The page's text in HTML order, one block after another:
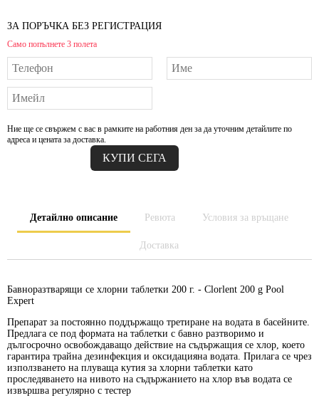
ЗА ПОРЪЧКА БЕЗ РЕГИСТРАЦИЯ
Само попълнете 3 полета
Ние ще се свържем с вас в рамките на работния ден за да уточним детайлите по
адреса и цената за доставка.
Детайлно описание Ревюта Условия за връщане
Доставка
Бавноразтварящи се хлорни таблетки 200 г. - Clorlent 200 g Pool
Expert
Препарат за постоянно поддържащо третиране на водата в басейните.
Предлага се под формата на таблетки с бавно разтворимо и
дългосрочно освобождаващо действие на съдържащия се хлор, което
гарантира трайна дезинфекция и оксидацияна водата. Прилага се чрез
използването на плуваща кутия за хлорни таблетки като
проследяването на нивото на съдържанието на хлор във водата се
извършва регулярно с тестер